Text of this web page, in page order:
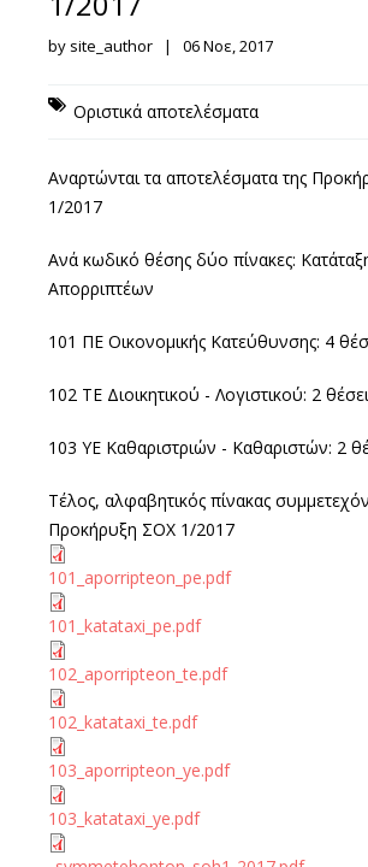
by site_author | 06 Νοε, 2017
Οριστικά αποτελέσματα
Αναρτώνται τα αποτελέσματα της
1/2017
Ανά κωδικό θέσης δύο πίνακες:
Απορριπτέων
101 ΠΕ Οικονομικής Κατεύθυνσης: 4
102 ΤΕ Διοικητικού - Λογιστικού: 2
103 ΥΕ Καθαριστριών - Καθαριστών: 2
Τέλος, αλφαβητικός πίνακας
Προκήρυξη ΣΟΧ 1/2017
101_aporripteon_pe.pdf
101_katataxi_pe.pdf
102_aporripteon_te.pdf
102_katataxi_te.pdf
103_aporripteon_ye.pdf
103_katataxi_ye.pdf